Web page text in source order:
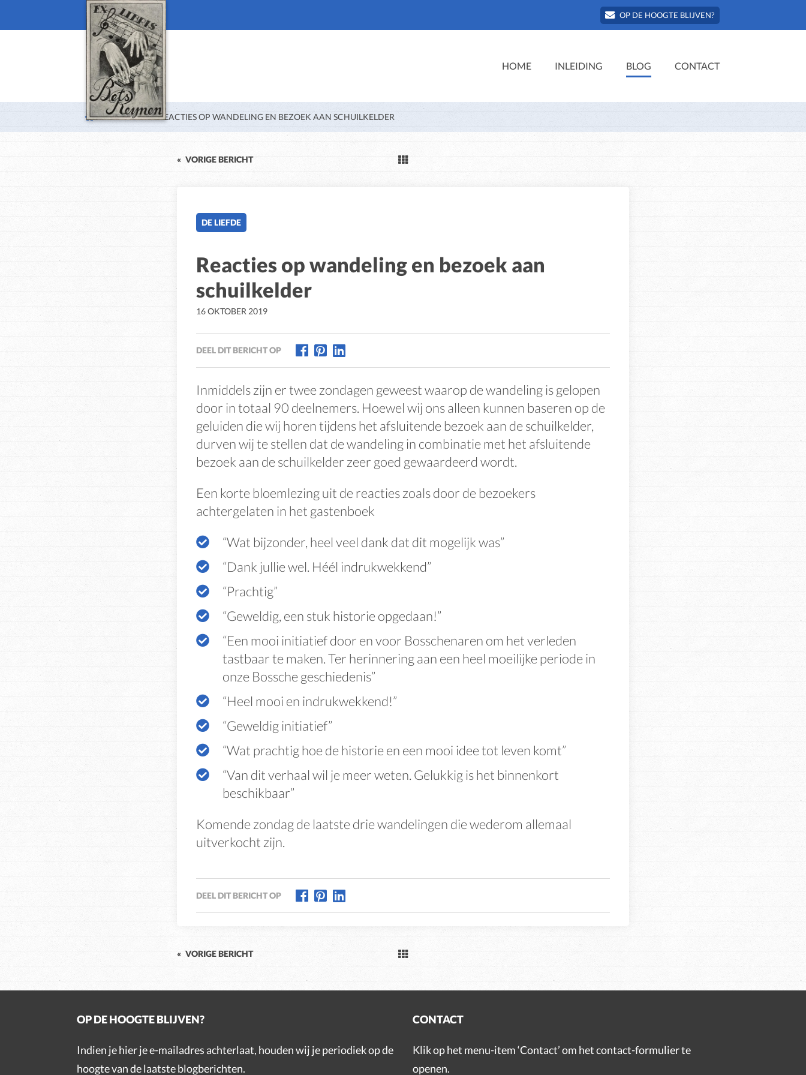
OP DE HOOGTE BLIJVEN?
HOME INLEIDING BLOG CONTACT
BLOG REACTIES OP WANDELING EN BEZOEK AAN SCHUILKELDER
« VORIGE BERICHT
DE LIEFDE
Reacties op wandeling en bezoek aan
schuilkelder
16 OKTOBER 2019
DEEL DIT BERICHT OP
Inmiddels zijn er twee zondagen geweest waarop de wandeling is gelopen
door in totaal 90 deelnemers. Hoewel wij ons alleen kunnen baseren op de
geluiden die wij horen tijdens het afsluitende bezoek aan de schuilkelder,
durven wij te stellen dat de wandeling in combinatie met het afsluitende
bezoek aan de schuilkelder zeer goed gewaardeerd wordt.
Een korte bloemlezing uit de reacties zoals door de bezoekers
achtergelaten in het gastenboek
“Wat bijzonder, heel veel dank dat dit mogelijk was”
“Dank jullie wel. Héél indrukwekkend”
“Prachtig”
“Geweldig, een stuk historie opgedaan!”
“Een mooi initiatief door en voor Bosschenaren om het verleden
tastbaar te maken. Ter herinnering aan een heel moeilijke periode in
onze Bossche geschiedenis”
“Heel mooi en indrukwekkend!”
“Geweldig initiatief”
“Wat prachtig hoe de historie en een mooi idee tot leven komt”
“Van dit verhaal wil je meer weten. Gelukkig is het binnenkort
beschikbaar”
Komende zondag de laatste drie wandelingen die wederom allemaal
uitverkocht zijn.
DEEL DIT BERICHT OP
« VORIGE BERICHT
OP DE HOOGTE BLIJVEN?
Indien je hier je e-mailadres achterlaat, houden wij je periodiek op de
hoogte van de laatste blogberichten.
CONTACT
Klik op het menu-item ‘Contact’ om het contact-formulier te
openen.